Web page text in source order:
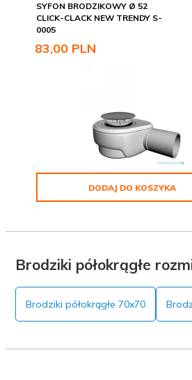
SYFON BRODZIKOWY Ø 52
CLICK-CLACK NEW TRENDY S-
0005
83,00 PLN
DODAJ DO KOSZYKA
Brodziki półokrągłe
Brodziki półokrągłe 70x70